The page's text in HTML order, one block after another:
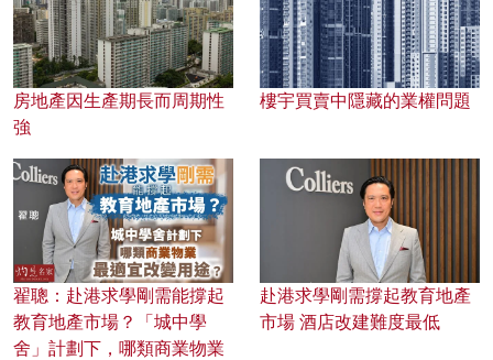
房地產因生產期長而周期性
強
樓宇買賣中隱藏的業權問題
翟聰：赴港求學剛需能撐起
教育地產市場？「城中學
舍」計劃下，哪類商業物業
赴港求學剛需撐起教育地產
市場 酒店改建難度最低